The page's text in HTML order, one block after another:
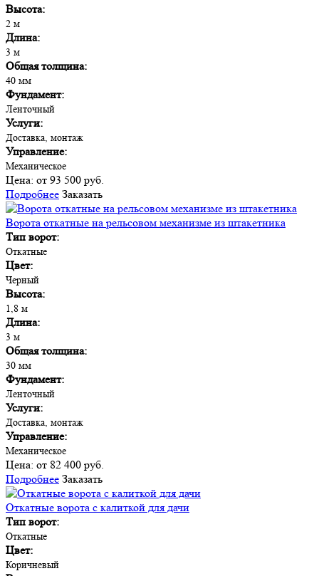
Высота:
2 м
Длина:
3 м
Общая толщина:
40 мм
Фундамент:
Ленточный
Услуги:
Доставка, монтаж
Управление:
Механическое
Цена: от 93 500 руб.
Подробнее Заказать
Ворота откатные на рельсовом механизме из штакетника
Тип ворот:
Откатные
Цвет:
Черный
Высота:
1,8 м
Длина:
3 м
Общая толщина:
30 мм
Фундамент:
Ленточный
Услуги:
Доставка, монтаж
Управление:
Механическое
Цена: от 82 400 руб.
Подробнее Заказать
Откатные ворота с калиткой для дачи
Тип ворот:
Откатные
Цвет:
Коричневый